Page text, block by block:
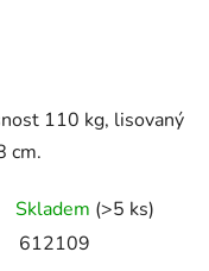
110 kg, lisovaný
cm.
Skladem (>5 ks)
612109